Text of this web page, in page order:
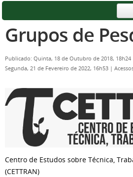
Grupos de
Publicado: Quinta, 18 de Outubro de 2018, 18h24
Segunda, 21 de Fevereiro de 2022, 16h53 |
Centro de Estudos sobre Técnica,
(CETTRAN)